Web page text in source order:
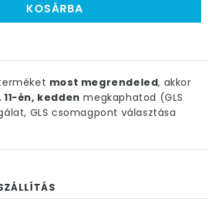
KOSÁRBA
most megrendeled, akkor
11-én, kedden megkaphatod (GLS
GLS csomagpont választása